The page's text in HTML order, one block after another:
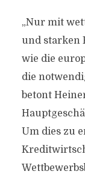
„Nur mit
und starken
wie die
die
betont
Um dies zu